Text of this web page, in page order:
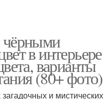
чёрными
в интерьере
варианты
(80+ фото)
и мистических